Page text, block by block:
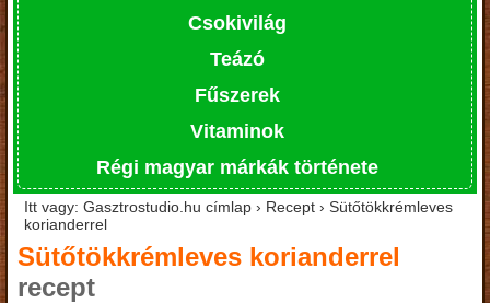
Csokivilág
Teázó
Fűszerek
Vitaminok
Régi magyar márkák története
Itt vagy: Gasztrostudio.hu címlap › Recept › Sütőtökkrémleves
korianderrel
Sütőtökkrémleves korianderrel
recept